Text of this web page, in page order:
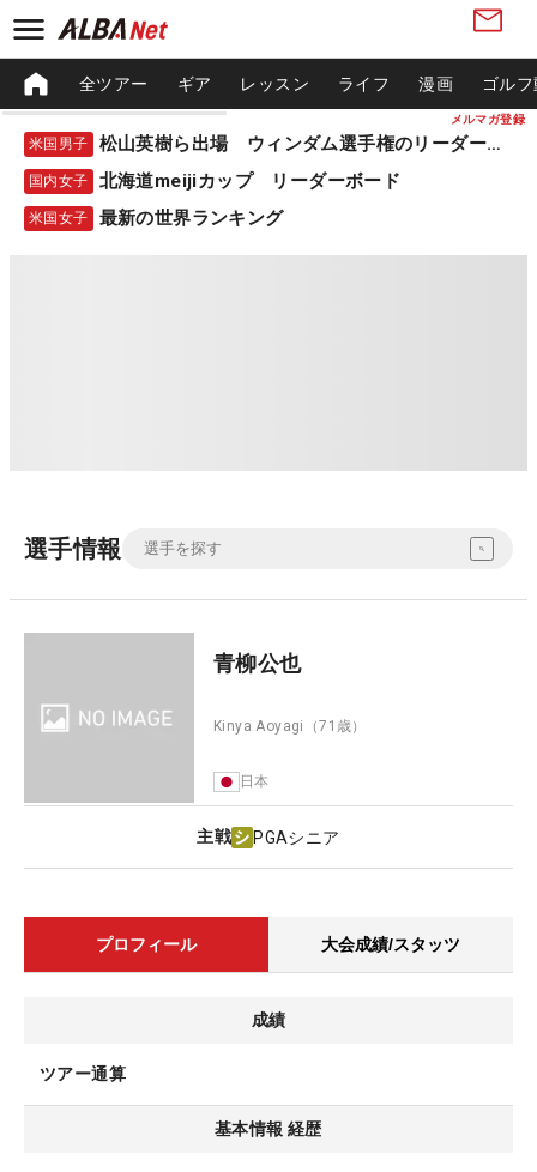
メルマガ登録
全ツアー ギア レッスン ライフ 漫画 ゴル
米国男子 松山英樹ら出場 ウィンダム選手権のリーダーボード
国内女子 北海道meijiカップ リーダーボード
米国女子 最新の世界ランキング
選手情報
青柳公也
Kinya Aoyagi （71歳）
日本
主戦 PGAシニア
プロフィール 大会成績/スタッツ
成績
ツアー通算
基本情報 経歴